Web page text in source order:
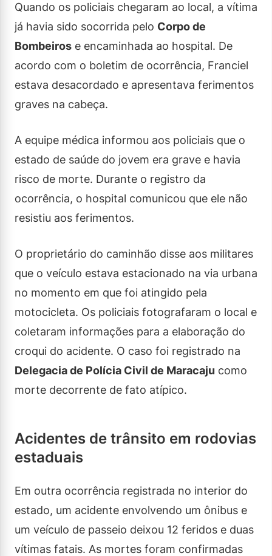
Quando os policiais chegaram ao local, a vítima
já havia sido socorrida pelo Corpo de
Bombeiros e encaminhada ao hospital. De
acordo com o boletim de ocorrência, Franciel
estava desacordado e apresentava ferimentos
graves na cabeça.
A equipe médica informou aos policiais que o
estado de saúde do jovem era grave e havia
risco de morte. Durante o registro da
ocorrência, o hospital comunicou que ele não
resistiu aos ferimentos.
O proprietário do caminhão disse aos militares
que o veículo estava estacionado na via urbana
no momento em que foi atingido pela
motocicleta. Os policiais fotografaram o local e
coletaram informações para a elaboração do
croqui do acidente. O caso foi registrado na
Delegacia de Polícia Civil de Maracaju como
morte decorrente de fato atípico.
Acidentes de trânsito em rodovias
estaduais
Em outra ocorrência registrada no interior do
estado, um acidente envolvendo um ônibus e
um veículo de passeio deixou 12 feridos e duas
vítimas fatais. As mortes foram confirmadas